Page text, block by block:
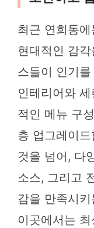
최근 연희동
현대적인 감
스들이 인기
인테리어와
적인 메뉴 구
층 업그레이
것을 넘어, 다
소스, 그리고
감을 만족시
이곳에서는